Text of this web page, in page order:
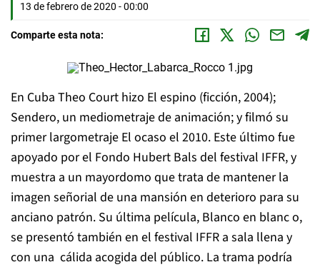
13 de febrero de 2020 - 00:00
Comparte esta nota:
En Cuba Theo Court hizo El espino (ficción, 2004);
Sendero, un mediometraje de animación; y filmó su
primer largometraje El ocaso el 2010. Este último fue
apoyado por el Fondo Hubert Bals del festival IFFR, y
muestra a un mayordomo que trata de mantener la
imagen señorial de una mansión en deterioro para su
anciano patrón. Su última película, Blanco en blanco,
se presentó también en el festival IFFR a sala llena y
con una cálida acogida del público. La trama podría